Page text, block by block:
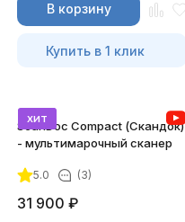
В корзину
Купить в 1 клик
хит
ScanDoc Compact (Скандок)
- мультимарочный сканер
5.0 (3)
31 900 ₽